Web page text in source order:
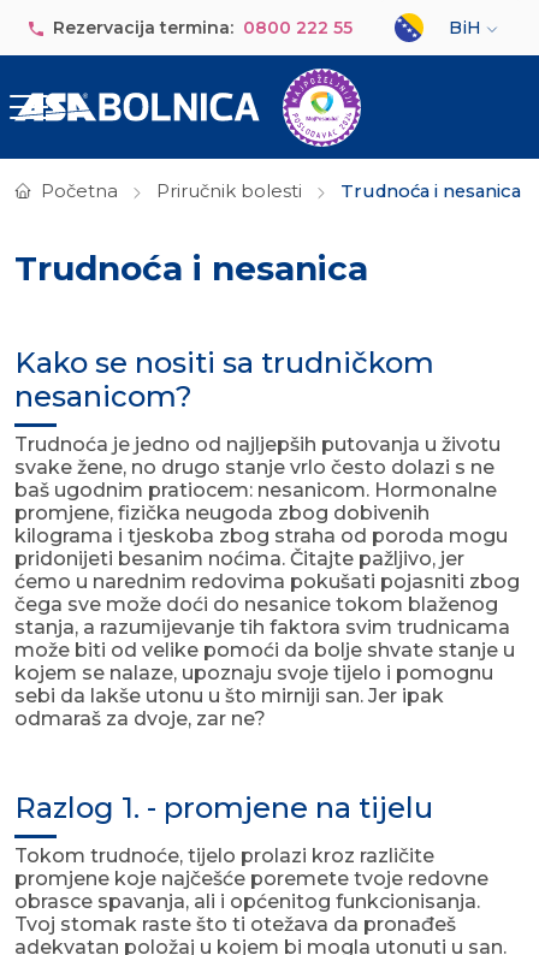
Rezervacija termina: 0800 222 55
Select your
BiH
Početna Priručnik bolesti Trudnoća i nesanica
Trudnoća i nesanica
Kako se nositi sa trudničkom
nesanicom?
Trudnoća je jedno od najljepših putovanja u životu
svake žene, no drugo stanje vrlo često dolazi s ne
baš ugodnim pratiocem: nesanicom. Hormonalne
promjene, fizička neugoda zbog dobivenih
kilograma i tjeskoba zbog straha od poroda mogu
pridonijeti besanim noćima. Čitajte pažljivo, jer
ćemo u narednim redovima pokušati pojasniti zbog
čega sve može doći do nesanice tokom blaženog
stanja, a razumijevanje tih faktora svim trudnicama
može biti od velike pomoći da bolje shvate stanje u
kojem se nalaze, upoznaju svoje tijelo i pomognu
sebi da lakše utonu u što mirniji san. Jer ipak
odmaraš za dvoje, zar ne?
Razlog 1. - promjene na tijelu
Tokom trudnoće, tijelo prolazi kroz različite
promjene koje najčešće poremete tvoje redovne
obrasce spavanja, ali i općenitog funkcionisanja.
Tvoj stomak raste što ti otežava da pronađeš
adekvatan položaj u kojem bi mogla utonuti u san.